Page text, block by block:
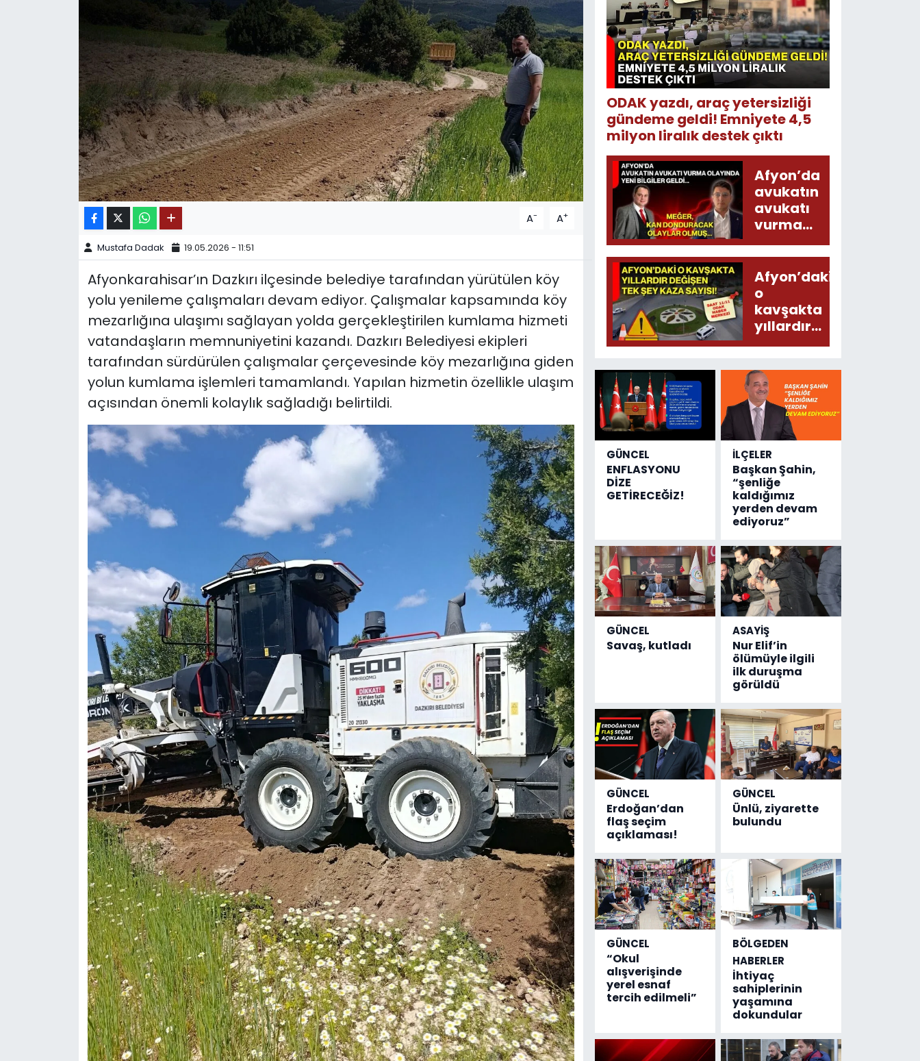
A- A+
Mustafa Dadak 19.05.2026 - 11:51
Afyonkarahisar’ın Dazkırı ilçesinde belediye tarafından yürütülen köy
yolu yenileme çalışmaları devam ediyor. Çalışmalar kapsamında köy
mezarlığına ulaşımı sağlayan yolda gerçekleştirilen kumlama hizmeti
vatandaşların memnuniyetini kazandı. Dazkırı Belediyesi ekipleri
tarafından sürdürülen çalışmalar çerçevesinde köy mezarlığına giden
yolun kumlama işlemleri tamamlandı. Yapılan hizmetin özellikle ulaşım
açısından önemli kolaylık sağladığı belirtildi.
ODAK yazdı, araç yetersizliği
gündeme geldi! Emniyete 4,5
milyon liralık destek çıktı
Afyon’da
avukatın
avukatı
vurma
olayında
yeni bilgiler
geldi...
Meğer, kan
donduracak
olaylar
olmuş...
Afyon’daki
o
kavşakta
yıllardır
değişen
kaza
sayısı!
GÜNCEL
ENFLASYONU
DİZE
GETİRECEĞİZ!
İLÇELER
Başkan Şahin,
“şenliğe
kaldığımız
yerden devam
ediyoruz”
GÜNCEL
Savaş, kutladı
ASAYİŞ
Nur Elif’in
ölümüyle ilgili
ilk duruşma
görüldü
GÜNCEL
Erdoğan’dan
flaş seçim
açıklaması!
GÜNCEL
Ünlü, ziyarette
bulundu
GÜNCEL
“Okul
alışverişinde
yerel esnaf
tercih edilmeli”
BÖLGEDEN
HABERLER
İhtiyaç
sahiplerinin
yaşamına
dokundular
11:11 MANŞET